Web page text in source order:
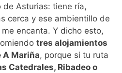
de Asturias: tiene ría,
cerca y ese ambientillo de
encanta. Y dicho esto,
tres alojamientos
A Mariña, porque si tu ruta
Catedrales, Ribadeo o